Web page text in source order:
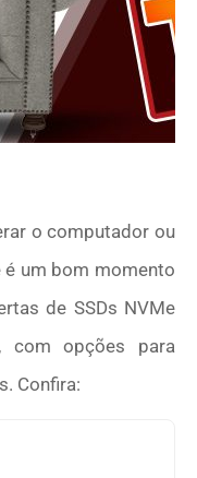
o computador ou
é um bom momento
de SSDs NVMe
com opções para
Confira: